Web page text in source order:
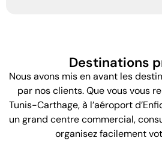
Destinations
Nous avons mis en avant les
par nos clients. Que vous vous
Tunis-Carthage, à l’aéroport
un grand centre commercial,
organisez facilement